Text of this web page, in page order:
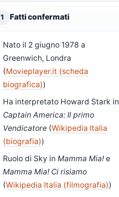
1 Fatti confermati
Nato il 2 giugno 1978 a
Greenwich, Londra
(Movieplayer.it (scheda
biografica))
Ha interpretato Howard Stark in
Captain America: Il primo
Vendicatore (Wikipedia Italia
(biografia))
Ruolo di Sky inMamma Mia! e
Mamma Mia! Ci risiamo
(Wikipedia Italia (filmografia))